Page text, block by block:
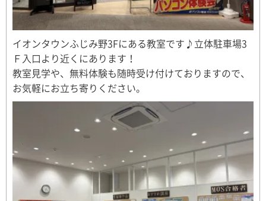
イオンタウンふじみ野3Fにある教室です♪立体駐車場3
Ｆ入口より近くにあります！
教室見学や、無料体験も随時受け付けておりますので、
お気軽にお立ち寄りください。